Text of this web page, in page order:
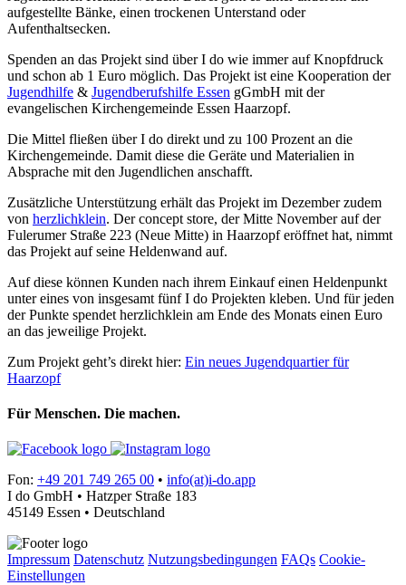
aufgestellte Bänke, einen trockenen Unterstand oder
Aufenthaltsecken.
Spenden an das Projekt sind über I do wie immer auf Knopfdruck
und schon ab 1 Euro möglich. Das Projekt ist eine Kooperation der
Jugendhilfe & Jugendberufshilfe Essen gGmbH mit der
evangelischen Kirchengemeinde Essen Haarzopf.
Die Mittel fließen über I do direkt und zu 100 Prozent an die
Kirchengemeinde. Damit diese die Geräte und Materialien in
Absprache mit den Jugendlichen anschafft.
Zusätzliche Unterstützung erhält das Projekt im Dezember zudem
von herzlichklein. Der concept store, der Mitte November auf der
Fulerumer Straße 223 (Neue Mitte) in Haarzopf eröffnet hat, nimmt
das Projekt auf seine Heldenwand auf.
Auf diese können Kunden nach ihrem Einkauf einen Heldenpunkt
unter eines von insgesamt fünf I do Projekten kleben. Und für jeden
der Punkte spendet herzlichklein am Ende des Monats einen Euro
an das jeweilige Projekt.
Zum Projekt geht’s direkt hier: Ein neues Jugendquartier für
Haarzopf
Für Menschen. Die machen.
Fon: +49 201 749 265 00 • info(at)i-do.app
I do GmbH • Hatzper Straße 183
45149 Essen • Deutschland
Impressum Datenschutz Nutzungsbedingungen FAQs Cookie-
Einstellungen